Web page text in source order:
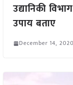
उद्यानिकी
उपाय बताए
December 14, 2020